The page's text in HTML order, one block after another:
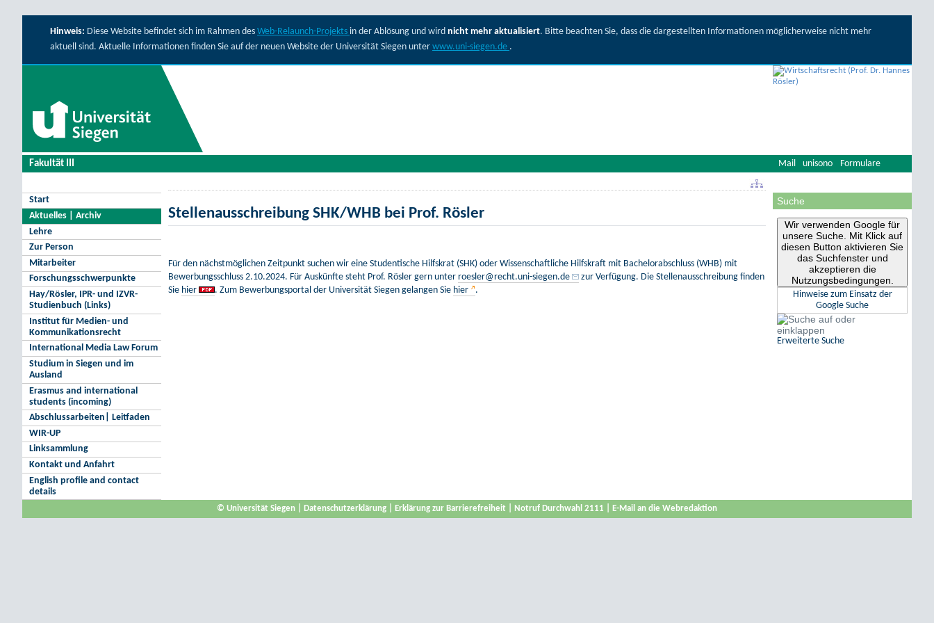
Hinweis: Diese Website befindet sich im Rahmen des Web-Relaunch-Projekts in der Ablösung und wird nicht mehr aktualisiert. Bitte beachten Sie, dass die dargestellten Informationen möglicherweise nicht mehr
aktuell sind. Aktuelle Informationen finden Sie auf der neuen Website der Universität Siegen unter www.uni-siegen.de .
Fakultät III
Start
Aktuelles | Archiv
Lehre
Zur Person
Mitarbeiter
Forschungsschwerpunkte
Hay/Rösler, IPR- und IZVR-
Studienbuch (Links)
Institut für Medien- und
Kommunikationsrecht
International Media Law Forum
Studium in Siegen und im
Ausland
Erasmus and international
students (incoming)
Abschlussarbeiten| Leitfaden
WIR-UP
Linksammlung
Kontakt und Anfahrt
English profile and contact
details
Mail unisono Formulare
Suche
Wir verwenden Google für
unsere Suche. Mit Klick auf
diesen Button aktivieren Sie
das Suchfenster und
akzeptieren die
Nutzungsbedingungen.
Hinweise zum Einsatz der
Google Suche
Erweiterte Suche
Stellenausschreibung SHK/WHB bei Prof. Rösler
Für den nächstmöglichen Zeitpunkt suchen wir eine Studentische Hilfskrat (SHK) oder Wissenschaftliche Hilfskraft mit Bachelorabschluss (WHB) mit
Bewerbungsschluss 2.10.2024. Für Auskünfte steht Prof. Rösler gern unter roesler@recht.uni-siegen.de
zur Verfügung. Die Stellenausschreibung finden
Sie hier . Zum Bewerbungsportal der Universität Siegen gelangen Sie hier .
© Universität Siegen Datenschutzerklärung Erklärung zur Barrierefreiheit Notruf Durchwahl 2111 E-Mail an die Webredaktion